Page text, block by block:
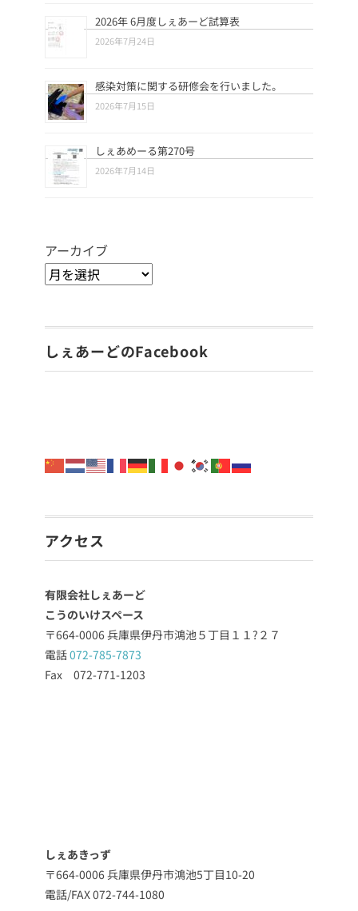
2026年 6月度しぇあーど試算表
2026年7月24日
感染対策に関する研修会を行いました。
2026年7月15日
しぇあめーる第270号
2026年7月14日
アーカイブ
しぇあーどのFacebook
アクセス
有限会社しぇあーど
こうのいけスペース
〒664-0006 兵庫県伊丹市鴻池５丁目１１?２７
電話072-785-7873
Fax 072-771-1203
しぇあきっず
〒664-0006 兵庫県伊丹市鴻池5丁目10-20
電話/FAX 072-744-1080